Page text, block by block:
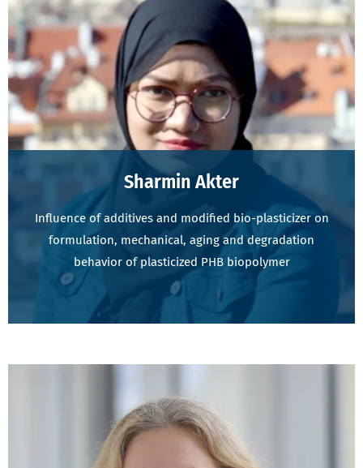
Sharmin Akter
Influence of additives and modified bio-plasticizer on
formulation, mechanical, aging and degradation
behavior of plasticized PHB biopolymer